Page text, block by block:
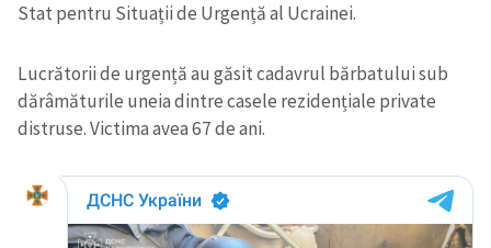
Stat pentru Situații de Urgență al Ucrainei.
Lucrătorii de urgență au găsit cadavrul bărbatului sub
dărâmăturile uneia dintre casele rezidențiale private
distruse. Victima avea 67 de ani.